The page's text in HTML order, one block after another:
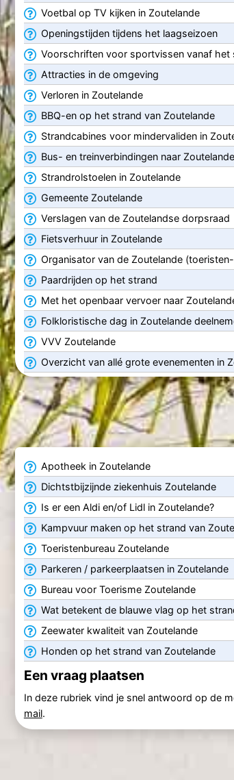
Voetbal op TV kijken in Zoutelande
Openingstijden tijdens het laagseizoen
Voorschriften voor sportvissen vanaf het
Attracties in de omgeving
Verloren in Zoutelande
BBQ-en op het strand van Zoutelande
Strandcabines voor mindervaliden in
Bus- en treinverbindingen naar Zoutelande
Strandrolstoelen in Zoutelande
Gemeente Zoutelande
Verslagen van de Zoutelandse dorpsraad
Fietsverhuur in Zoutelande
Organisator van de Zoutelande
Paardrijden op het strand
Met het openbaar vervoer naar
Folkloristische dag in Zoutelande
VVV Zoutelande
Overzicht van allé grote evenementen in
Apotheek in Zoutelande
Dichtstbijzijnde ziekenhuis Zoutelande
Is er een Aldi en/of Lidl in Zoutelande?
Kampvuur maken op het strand van
Toeristenbureau Zoutelande
Parkeren / parkeerplaatsen in Zoutelande
Bureau voor Toerisme Zoutelande
Wat betekent de blauwe vlag op het
Zeewater kwaliteit van Zoutelande
Honden op het strand van Zoutelande
Een vraag plaatsen
In deze rubriek vind je snel antwoord op de
mail.